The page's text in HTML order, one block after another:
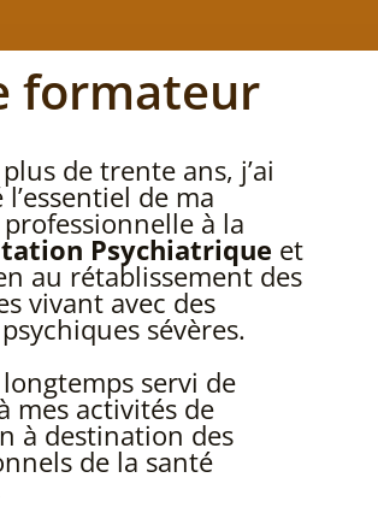
formateur
de trente ans, j’ai
de ma
à la
Psychiatrique et
au rétablissement des
vivant avec des
sévères.
servi de
mes activités de
à destination des
de la santé